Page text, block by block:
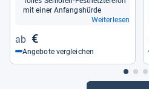
mit einer Anfangs­hürde
Weiterlesen
€
Angebote vergleichen